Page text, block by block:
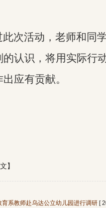
此次活动，老师和同
的认识，将用实际行
应有贡献。
】
育系教师赴乌达公立幼儿园进行调研 [